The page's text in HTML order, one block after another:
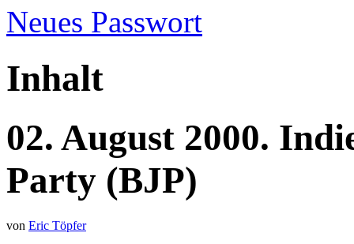
Neues Passwort
Inhalt
02. August 2000.
Party (BJP)
von Eric Töpfer